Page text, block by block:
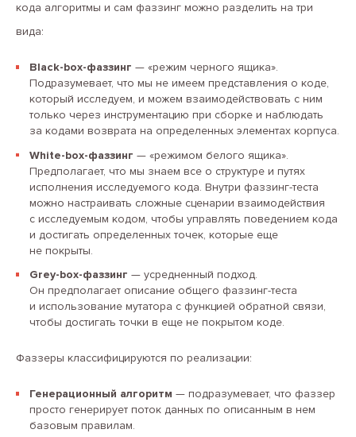
кода алгоритмы и сам фаззинг можно разделить на три
вида:
Black-box-фаззинг — «режим черного ящика».
Подразумевает, что мы не имеем представления о коде,
который исследуем, и можем взаимодействовать с ним
только через инструментацию при сборке и наблюдать
за кодами возврата на определенных элементах корпуса.
White-box-фаззинг — «режимом белого ящика».
Предполагает, что мы знаем все о структуре и путях
исполнения исследуемого кода. Внутри фаззинг-теста
можно настраивать сложные сценарии взаимодействия
с исследуемым кодом, чтобы управлять поведением кода
и достигать определенных точек, которые еще
не покрыты.
Grey-box-фаззинг — усредненный подход.
Он предполагает описание общего фаззинг-теста
и использование мутатора с функцией обратной связи,
чтобы достигать точки в еще не покрытом коде.
Фаззеры классифицируются по реализации:
Генерационный алгоритм — подразумевает, что фаззер
просто генерирует поток данных по описанным в нем
базовым правилам.